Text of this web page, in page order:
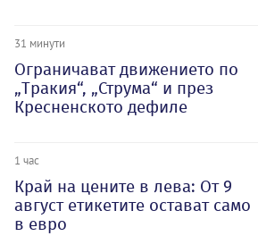
31 минути
Ограничават движението по
„Тракия“, „Струма“ и през
Кресненското дефиле
1 час
Край на цените в лева: От 9
август етикетите остават само
в евро